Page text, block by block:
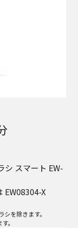
シ スマート EW-
EW08304-X
を除きます。
。